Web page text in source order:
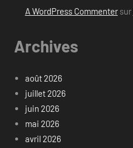
A WordPress Commentersur
Archives
août 2026
juillet 2026
juin 2026
mai 2026
avril 2026